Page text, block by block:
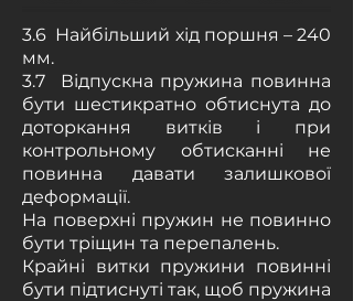
3.6 Найбільший хід поршня – 240
мм.
3.7 Відпускна пружина повинна
бути шестикратно обтиснута до
доторкання витків і при
контрольному обтисканні не
повинна давати залишкової
деформації.
На поверхні пружин не повинно
бути тріщин та перепалень.
Крайні витки пружини повинні
бути підтиснуті так, щоб пружина